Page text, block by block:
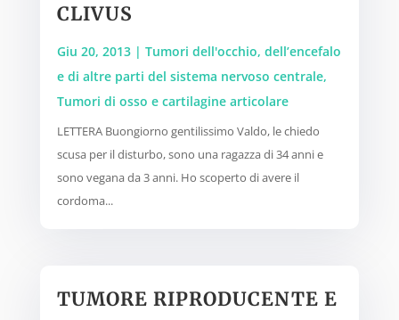
CLIVUS
Giu 20, 2013| Tumori dell'occhio, dell’encefalo
e di altre parti del sistema nervoso centrale,
Tumori di osso e cartilagine articolare
LETTERA Buongiorno gentilissimo Valdo, le chiedo
scusa per il disturbo, sono una ragazza di 34 anni e
sono vegana da 3 anni. Ho scoperto di avere il
cordoma...
TUMORE RIPRODUCENTE E